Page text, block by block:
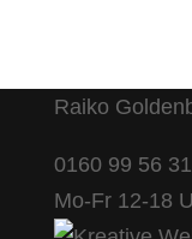
Raiko
0160 99 56
Mo-Fr 12-18